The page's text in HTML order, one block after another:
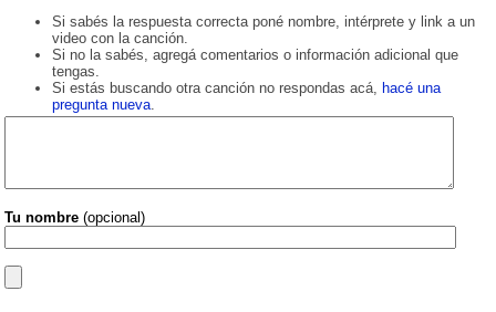
Si sabés la respuesta correcta poné nombre, intérprete y link a un
video con la canción.
Si no la sabés, agregá comentarios o información adicional que
tengas.
Si estás buscando otra canción no respondas acá, hacé una
pregunta nueva.
Tu nombre (opcional)